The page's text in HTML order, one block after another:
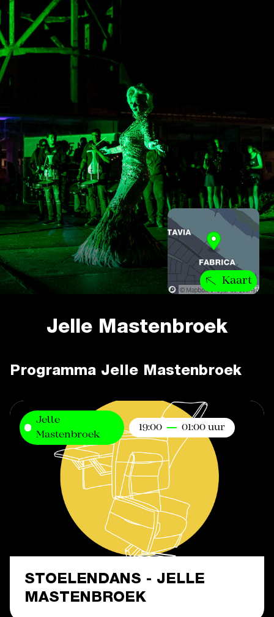
Kaart
Jelle Mastenbroek
Programma Jelle Mastenbroek
Jelle
Mastenbroek
19:00 01:00 uur
STOELENDANS - JELLE
MASTENBROEK